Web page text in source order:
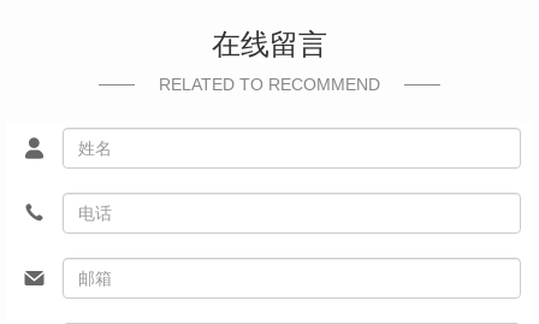
在线留言
RELATED TO RECOMMEND